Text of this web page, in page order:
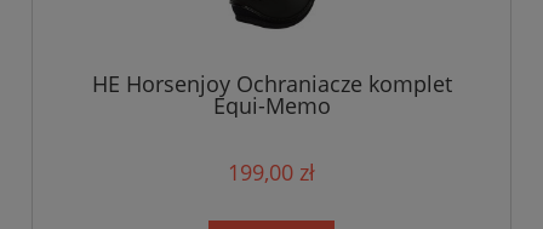
HE Horsenjoy Ochraniacze komplet
Equi-Memo
199,00 zł